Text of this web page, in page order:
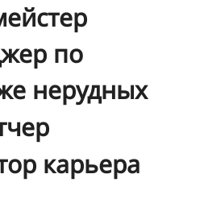
по
нерудных
карьера